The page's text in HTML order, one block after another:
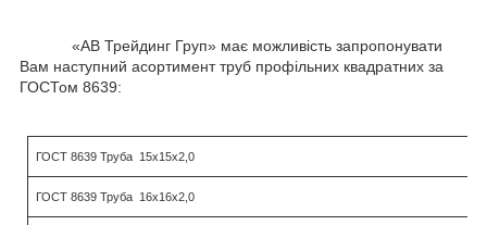
«АВ Трейдинг Груп» має можливість запропонувати
Вам наступний асортимент труб профільних квадратних за
ГОСТом 8639:
ГОСТ 8639 Труба 15х15х2,0
ГОСТ 8639 Труба 16х16х2,0